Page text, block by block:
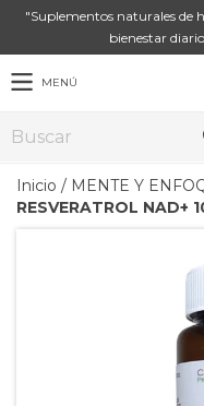
"Suplementos naturales de
bienestar
MENÚ
Inicio / MENTE Y
RESVERATROL NAD+